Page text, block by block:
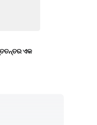
ଏକ